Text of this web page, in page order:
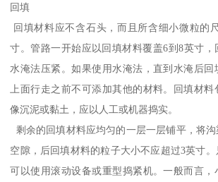
回填
回填材料应不含石头，而且所含细小微粒的
寸。管路一开始应以回填材料覆盖6到8英寸
水淹法压紧。如果使用水淹法，直到水淹后
上面行走之前不可添加其他的材料。回填材料
像沉泥或黏土，应以人工或机器捣实。
剩余的回填材料应均匀的一层一层铺平，将
空隙，后回填材料的粒子大小不应超过3英寸
可以使用滚动设备或重型捣紧机。一般而言，